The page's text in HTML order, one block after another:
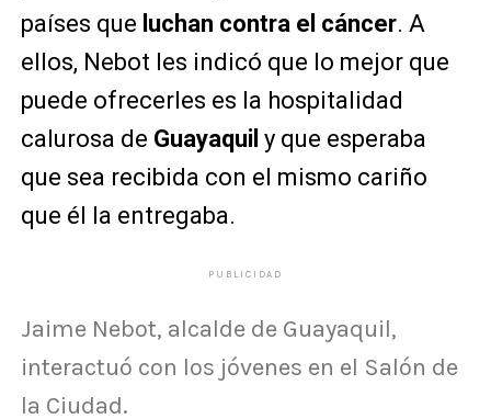
países que luchan contra el cáncer. A
ellos, Nebot les indicó que lo mejor que
puede ofrecerles es la hospitalidad
calurosa de Guayaquil y que esperaba
que sea recibida con el mismo cariño
que él la entregaba.
PUBLICIDAD
Jaime Nebot, alcalde de Guayaquil,
interactuó con los jóvenes en el Salón de
la Ciudad.